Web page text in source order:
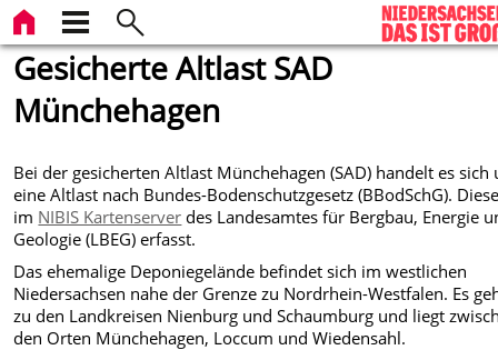
Gesicherte Altlast SAD
Münchehagen
Bei der gesicherten Altlast Münchehagen (SAD) handelt es sich
eine Altlast nach Bundes-Bodenschutzgesetz (BBodSchG).
im NIBIS Kartenserver des Landesamtes für Bergbau, Energie
Geologie (LBEG) erfasst.
Das ehemalige Deponiegelände befindet sich im westlichen
Niedersachsen nahe der Grenze zu Nordrhein-Westfalen. Es
zu den Landkreisen Nienburg und Schaumburg und liegt
den Orten Münchehagen, Loccum und Wiedensahl.